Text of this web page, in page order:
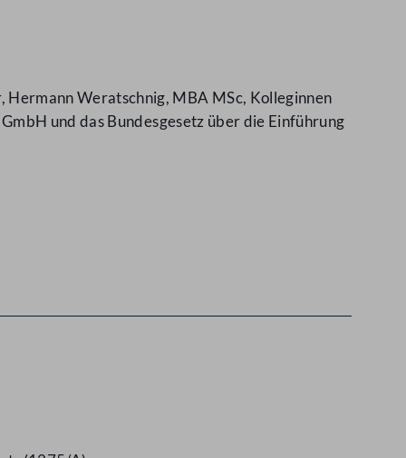
Weratschnig, MBA MSc, Kolleginnen
und das Bundesgesetz über die Einführung